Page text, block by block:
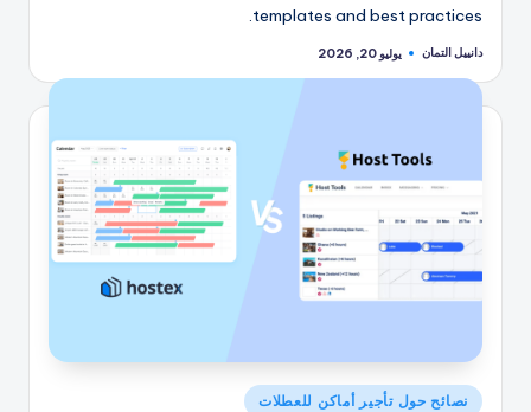
templates and best practices.
تمّ
بواسطة
دانييل التمان يوليو 20, 2026
نُشرنصائح حول تأجير أماكن للعطلات